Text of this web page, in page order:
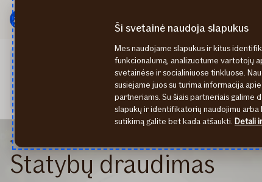
Pagrindinis
meniu
Pereiti
prie
turinio
Rugpjūčio 07 d. būsime išvykę ir negalėsime Jūsų
Mano If arba naudojantis mobilia aplikacija "If Mobile".
draudimas@if.lt– pirmadienį būtinai su Jumis
Statybų draudimas
Ši svetainė naudoja slapukus
Mes naudojame slapukus ir kitus
funkcionalumą, analizuotume vartotojų
svetainėse ir socialiniuose tinkluose.
susiejame juos su turima informacija
partneriams. Su šiais partneriais galime
slapukų ir identifikatorių naudojimu
sutikimą galite bet kada atšaukti. Detali